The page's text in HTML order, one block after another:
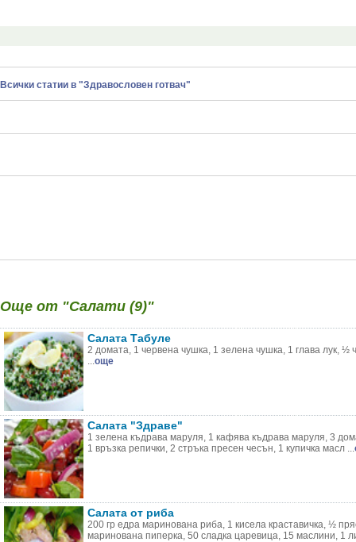
Всички статии в "Здравословен готвач"
Още от "Салати (9)"
Салата Табуле
2 домата, 1 червена чушка, 1 зелена чушка, 1 глава лук, ½
...още
Салата "Здраве"
1 зелена къдрава маруля, 1 кафява къдрава маруля, 3
1 връзка репички, 2 стръка пресен чесън, 1 купичка масл ...
Салата от риба
200 гр едра маринована риба, 1 кисела краставичка, ½
маринована пиперка, 50 сладка царевица, 15 маслини, 1